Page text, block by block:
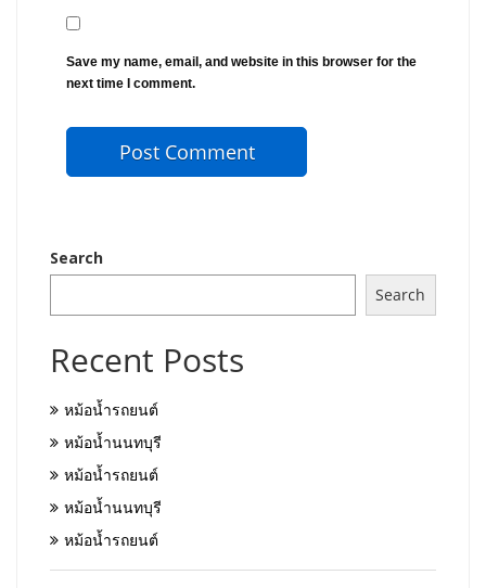
Save my name, email, and website in this browser for the
next time I comment.
Search
Search
Recent Posts
หม้อน้ำรถยนต์
หม้อน้ำนนทบุรี
หม้อน้ำรถยนต์
หม้อน้ำนนทบุรี
หม้อน้ำรถยนต์